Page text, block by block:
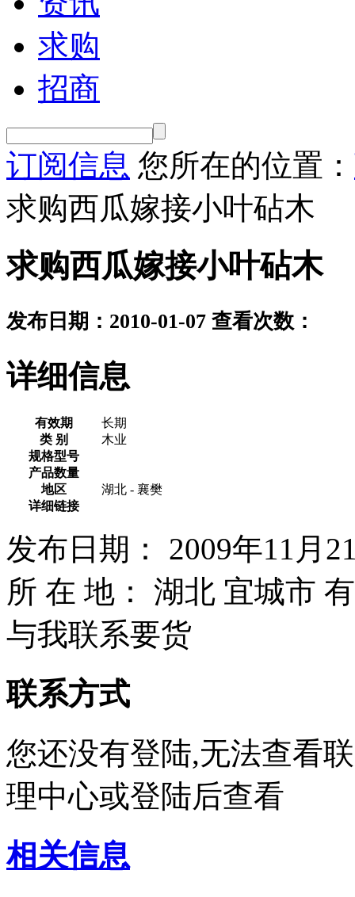
求购
招商
订阅信息 您所在的位置：
求购西瓜嫁接小叶砧木
求购西瓜嫁接小叶砧木
发布日期：2010-01-07 查看次数：
详细信息
有效期
长期
类 别
木业
规格型号
产品数量
地区
湖北 - 襄樊
详细链接
发布日期： 2009年11月
所 在 地： 湖北 宜城市
与我联系要货
联系方式
您还没有登陆,无法查看
理中心或登陆后查看
相关信息